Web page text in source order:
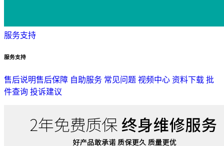
服务支持
服务支持
售后说明售后保障 自助服务 常见问题 视频中心 资料下载 批
件查询 投诉建议